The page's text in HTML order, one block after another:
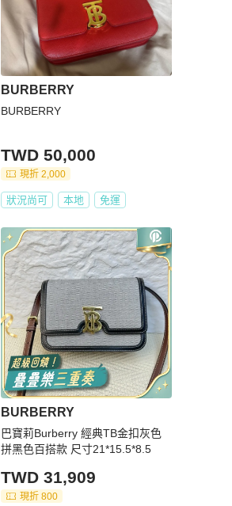
BURBERRY
BURBERRY
TWD 50,000
現折 2,000
狀況尚可 本地 免運
BURBERRY
巴寶莉Burberry 經典TB金扣灰色
拼黑色百搭款 尺寸21*15.5*8.5
TWD 31,909
現折 800